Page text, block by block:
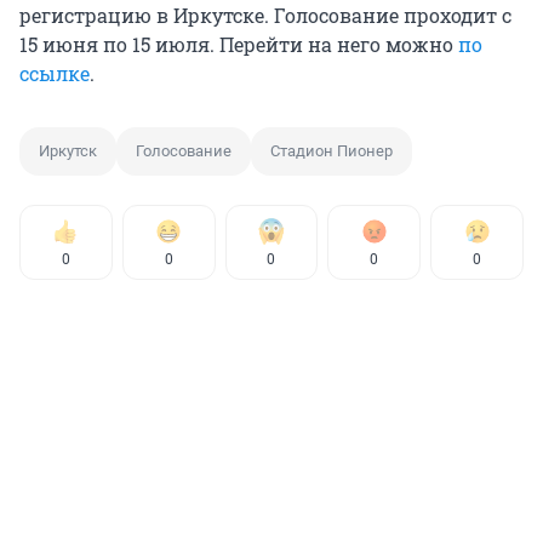
регистрацию в Иркутске. Голосование проходит с
15 июня по 15 июля. Перейти на него можнопо
ссылке.
Иркутск Голосование Стадион Пионер
0 0 0 0 0